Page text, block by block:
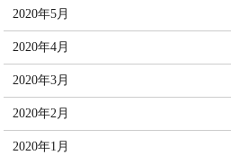
2020年5月
2020年4月
2020年3月
2020年2月
2020年1月